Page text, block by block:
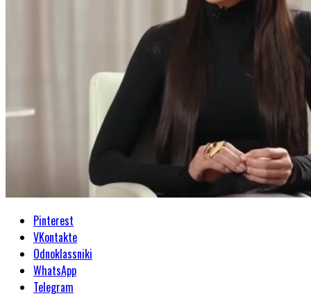
Pinterest
VKontakte
Odnoklassniki
WhatsApp
Telegram